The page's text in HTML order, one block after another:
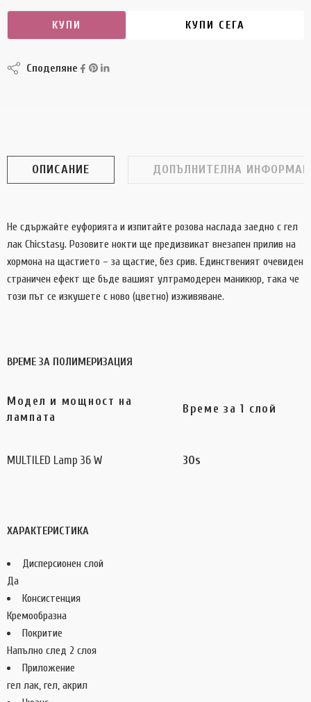
КУПИ КУПИ СЕГА
Споделяне
ОПИСАНИЕ ДОПЪЛНИТЕЛНА
Не сдържайте еуфорията и изпитайте розова наслада заедно с гел
лак Chicstasy. Розовите нокти ще предизвикат внезапен прилив на
хормона на щастието – за щастие, без срив. Единственият очевиден
страничен ефект ще бъде вашият ултрамодерен маникюр, така че
този път се изкушете с ново (цветно) изживяване.
ВРЕМЕ ЗА ПОЛИМЕРИЗАЦИЯ
Модел и мощност на
лампата
Време за 1 слой
MULTILED Lamp 36 W 30s
ХАРАКТЕРИСТИКА
Дисперсионен слой
Да
Консистенция
Кремообразна
Покритие
Напълно след 2 слоя
Приложение
гел лак, гел, акрил